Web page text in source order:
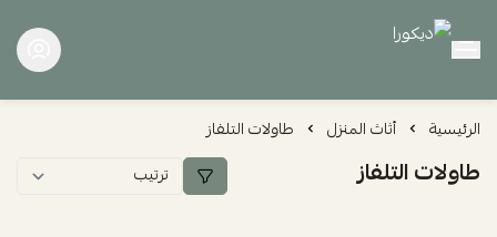
ديكورا
الرئيسية أثاث المنزل طاولات التلفاز
طاولات التلفاز